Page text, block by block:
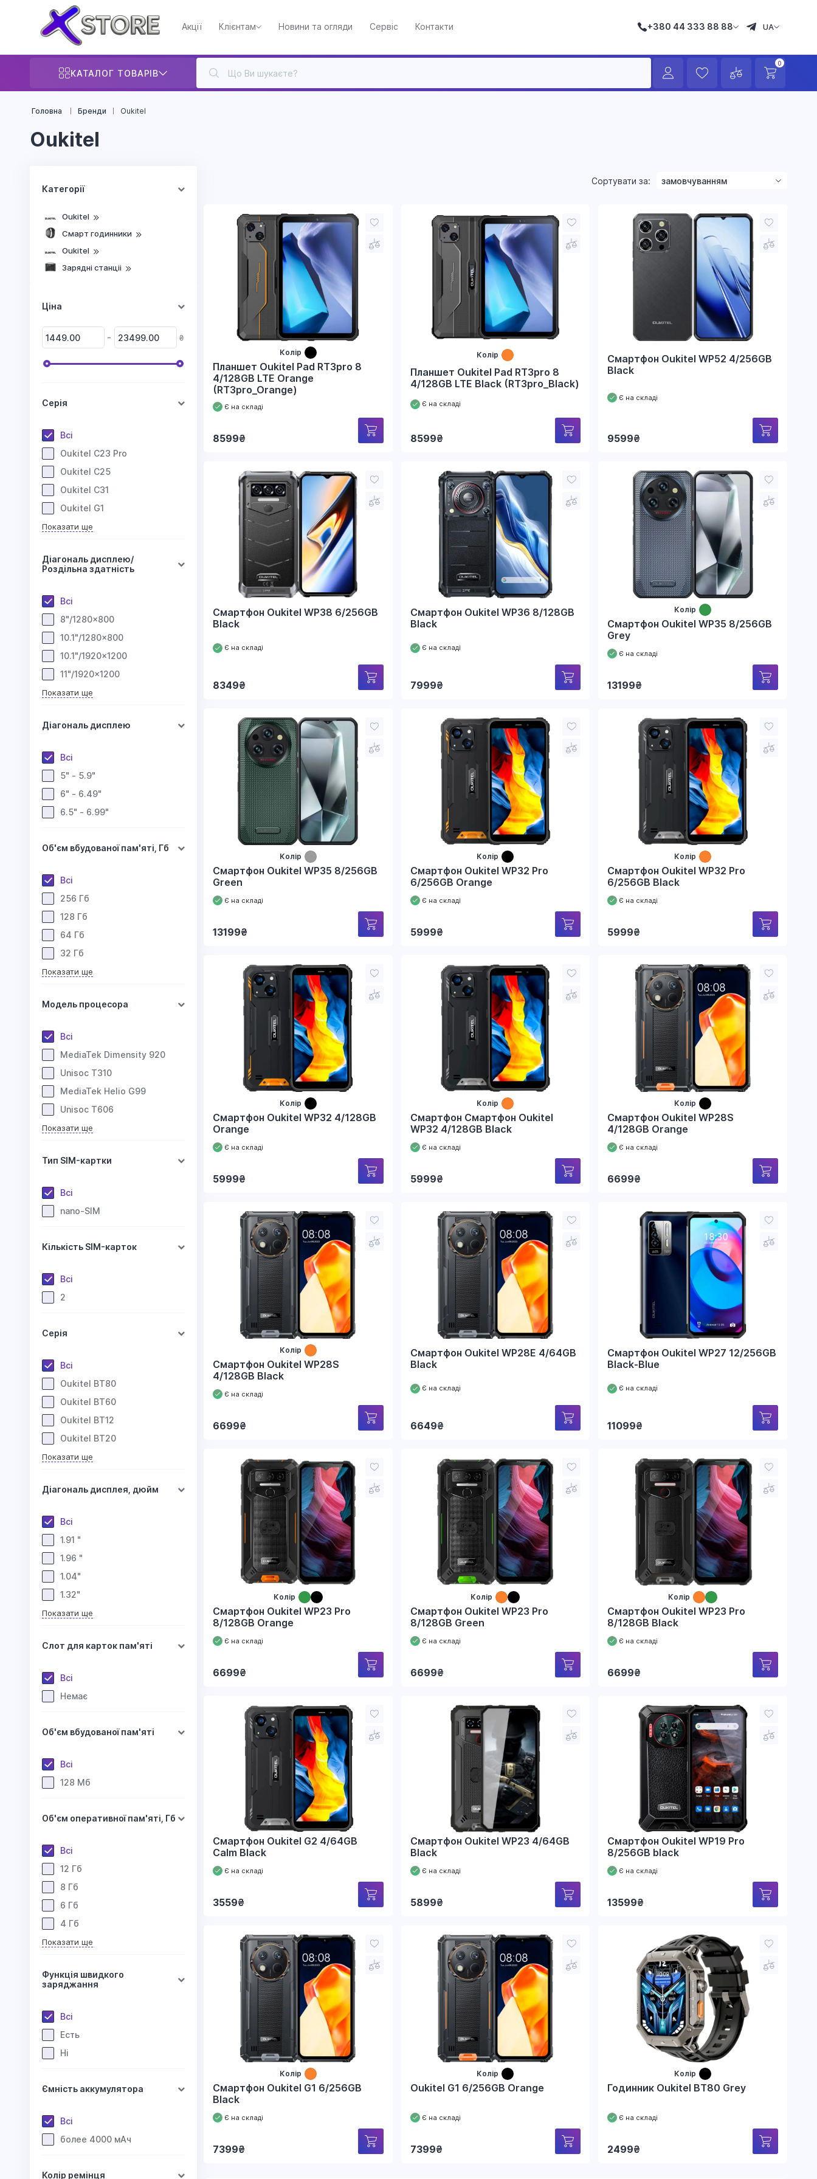
Акції Клієнтам Новини та огляди Сервіс Контакти +380 44 333 88 88 UA
КАТАЛОГ ТОВАРІВ
0
Головна Бренди Oukitel
Oukitel
Категорії
Oukitel
Смарт годинники
Oukitel
Зарядні станціі
Ціна
- ₴
Серія
Всі
Oukitel C23 Pro
Oukitel C25
Oukitel C31
Oukitel G1
Показати ще
Діагональ дисплею/
Роздільна здатність
Всі
8"/1280x800
10.1"/1280x800
10.1"/1920x1200
11"/1920x1200
Показати ще
Діагональ дисплею
Всі
5" - 5.9"
6" - 6.49"
6.5" - 6.99"
Об'єм вбудованої пам'яті, Гб
Всі
256 Гб
128 Гб
64 Гб
32 Гб
Показати ще
Модель процесора
Всі
MediaTek Dimensity 920
Unisoc T310
MediaTek Helio G99
Unisoc T606
Показати ще
Тип SIM-картки
Всі
nano-SIM
Кількість SIM-карток
Всі
2
Серія
Всі
Oukitel BT80
Oukitel BT60
Oukitel BT12
Oukitel BT20
Показати ще
Діагональ дисплея, дюйм
Всі
1.91 "
1.96 "
1.04"
1.32"
Показати ще
Слот для карток пам'яті
Всі
Немає
Об'єм вбудованої пам'яті
Всі
128 Мб
Об'єм оперативної пам'яті, Гб
Всі
12 Гб
8 Гб
6 Гб
4 Гб
Показати ще
Функція швидкого
заряджання
Всі
Есть
Ні
Ємність аккумулятора
Всі
более 4000 мАч
Колір ремінця
Сортувати за:
зростанням ціни
зменшенням ціни
назвою
Колір
Планшет Oukitel Pad RT3pro 8
4/128GB LTE Orange
(RT3pro_Orange)
Є на складі
8599₴
Колір
Планшет Oukitel Pad RT3pro 8
4/128GB LTE Black (RT3pro_Black)
Є на складі
8599₴
Смартфон Oukitel WP52 4/256GB
Black
Є на складі
9599₴
Смартфон Oukitel WP38 6/256GB
Black
Є на складі
8349₴
Смартфон Oukitel WP36 8/128GB
Black
Є на складі
7999₴
Колір
Смартфон Oukitel WP35 8/256GB
Grey
Є на складі
13199₴
Колір
Смартфон Oukitel WP35 8/256GB
Green
Є на складі
13199₴
Колір
Смартфон Oukitel WP32 Pro
6/256GB Orange
Є на складі
5999₴
Колір
Смартфон Oukitel WP32 Pro
6/256GB Black
Є на складі
5999₴
Колір
Смартфон Oukitel WP32 4/128GB
Orange
Є на складі
5999₴
Колір
Смартфон Смартфон Oukitel
WP32 4/128GB Black
Є на складі
5999₴
Колір
Смартфон Oukitel WP28S
4/128GB Orange
Є на складі
6699₴
Колір
Смартфон Oukitel WP28S
4/128GB Black
Є на складі
6699₴
Смартфон Oukitel WP28E 4/64GB
Black
Є на складі
6649₴
Смартфон Oukitel WP27 12/256GB
Black-Blue
Є на складі
11099₴
Колір
Смартфон Oukitel WP23 Pro
8/128GB Orange
Є на складі
6699₴
Колір
Смартфон Oukitel WP23 Pro
8/128GB Green
Є на складі
6699₴
Колір
Смартфон Oukitel WP23 Pro
8/128GB Black
Є на складі
6699₴
Смартфон Oukitel G2 4/64GB
Calm Black
Є на складі
3559₴
Смартфон Oukitel WP23 4/64GB
Black
Є на складі
5899₴
Смартфон Oukitel WP19 Pro
8/256GB black
Є на складі
13599₴
Колір
Смартфон Oukitel G1 6/256GB
Black
Є на складі
7399₴
Колір
Oukitel G1 6/256GB Orange
Є на складі
7399₴
Колір
Годинник Oukitel BT80 Grey
Є на складі
2499₴